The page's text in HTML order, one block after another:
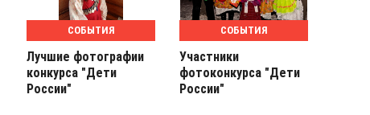
СОБЫТИЯ
Лучшие фотографии
конкурса "Дети
России"
СОБЫТИЯ
Участники
фотоконкурса "Дети
России"